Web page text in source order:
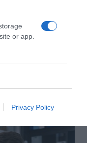
or app.
Privacy Policy
a házasságukról